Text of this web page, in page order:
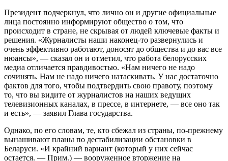
Президент подчеркнул, что лично он и другие официальные
лица постоянно информируют общество о том, что
происходит в стране, не скрывая от людей ключевые факты и
решения. «Журналисты наши наконец-то развернулись и
очень эффективно работают, доносят до общества и до вас все
нюансы», — сказал он и отметил, что работа белорусских
медиа отличается правдивостью. «Нам ничего не надо
сочинять. Нам не надо ничего натаскивать. У нас достаточно
фактов для того, чтобы подтвердить свою правоту, поэтому
то, что вы видите от журналистов на наших ведущих
телевизионных каналах, в прессе, в интернете, — все оно так
и есть», — заявил Глава государства.
Однако, по его словам, те, кто сбежал из страны, по-прежнему
вынашивают планы по дестабилизации обстановки в
Беларуси. «И крайний вариант (который у них сейчас
остается. — Прим.) — вооруженное вторжение на